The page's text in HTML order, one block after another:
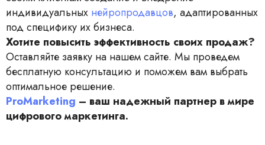
индивидуальных нейропродавцов, адаптированных
под специфику их бизнеса.
Хотите повысить эффективность своих продаж?
Оставляйте заявку на нашем сайте. Мы проведем
бесплатную консультацию и поможем вам выбрать
оптимальное решение.
ProMarketing – ваш надежный партнер в мире
цифрового маркетинга.